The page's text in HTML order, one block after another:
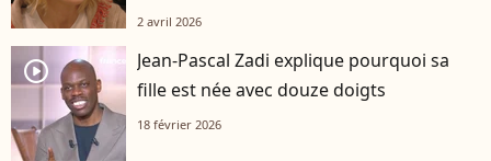
2 avril 2026
player2
Jean-Pascal Zadi explique pourquoi sa
fille est née avec douze doigts
18 février 2026